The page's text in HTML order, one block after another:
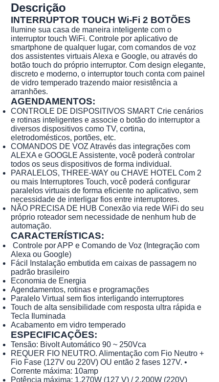
Descrição
INTERRUPTOR TOUCH Wi-Fi 2 BOTÕES
Ilumine sua casa de maneira inteligente com o
interruptor touch WiFi. Controle por aplicativo de
smartphone de qualquer lugar, com comandos de voz
dos assistentes virtuais Alexa e Google, ou através do
botão touch do próprio interruptor. Com design elegante,
discreto e moderno, o interruptor touch conta com painel
de vidro temperado trazendo maior resistência a
arranhões.
AGENDAMENTOS:
CONTROLE DE DISPOSITIVOS SMART Crie cenários
e rotinas inteligentes e associe o botão do interruptor a
diversos dispositivos como TV, cortina,
eletrodomésticos, portões, etc.
COMANDOS DE VOZ Através das integrações com
ALEXA e GOOGLE Assistente, você poderá controlar
todos os seus dispositivos de forma individual.
PARALELOS, THREE-WAY ou CHAVE HOTEL Com 2
ou mais Interruptores Touch, você poderá configurar
paralelos virtuais de forma eficiente no aplicativo, sem
necessidade de interligar fios entre interruptores.
NÃO PRECISA DE HUB Conexão via rede WiFi do seu
próprio roteador sem necessidade de nenhum hub de
automação.
CARACTERÍSTICAS:
Controle por APP e Comando de Voz (Integração com
Alexa ou Google)
Fácil Instalação embutida em caixas de passagem no
padrão brasileiro
Economia de Energia
Agendamentos, rotinas e programações
Paralelo Virtual sem fios interligando interruptores
Touch de alta sensibilidade com resposta ultra rápida e
Tecla Iluminada
Acabamento em vidro temperado
ESPECIFICAÇÕES:
Tensão: Bivolt Automático 90 ~ 250Vca
REQUER FIO NEUTRO. Alimentação com Fio Neutro +
Fio Fase (127V ou 220V) OU então 2 fases 127V. •
Corrente máxima: 10amp
Potência máxima: 1.270W (127 V) / 2.200W (220V)